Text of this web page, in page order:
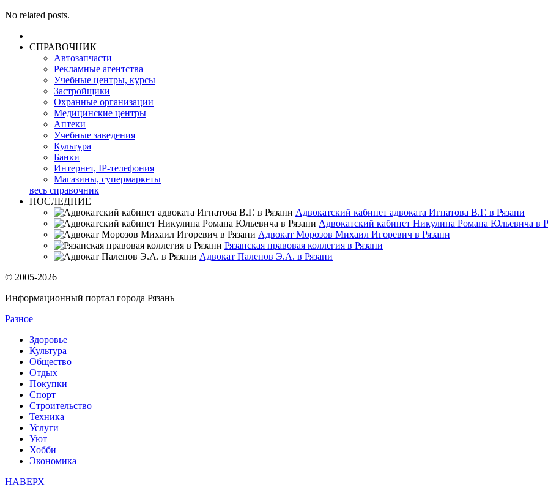
No related posts.
СПРАВОЧНИК
Автозапчасти
Рекламные агентства
Учебные центры, курсы
Застройщики
Охранные организации
Медицинские центры
Аптеки
Учебные заведения
Культура
Банки
Интернет, IP-телефония
Магазины, супермаркеты
весь справочник
ПОСЛЕДНИЕ
Адвокатский кабинет адвоката Игнатова В.Г. в Рязани
Адвокатский кабинет Никулина Романа Юльевича в
Адвокат Морозов Михаил Игоревич в Рязани
Рязанская правовая коллегия в Рязани
Адвокат Паленов Э.А. в Рязани
© 2005-2026
Информационный портал города Рязань
Разное
Здоровье
Культура
Общество
Отдых
Покупки
Спорт
Строительство
Техника
Услуги
Уют
Хобби
Экономика
НАВЕРХ